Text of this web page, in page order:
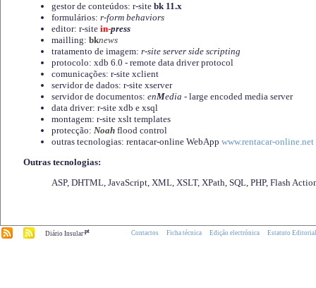
gestor de conteúdos: r-site bk 11.x
formulários: r-form behaviors
editor: r-site in-press
mailling: bknews
tratamento de imagem: r-site server side scripting
protocolo: xdb 6.0 - remote data driver protocol
comunicações: r-site xclient
servidor de dados: r-site xserver
servidor de documentos: enMedia - large encoded media server
data driver: r-site xdb e xsql
montagem: r-site xslt templates
protecção: Noah flood control
outras tecnologias: rentacar-online WebApp www.rentacar-online.net
Outras tecnologias:
ASP, DHTML, JavaScript, XML, XSLT, XPath, SQL, PHP, Flash
Diário Insular.pt Contactos Ficha técnica Edição electrónica Estatuto Editorial